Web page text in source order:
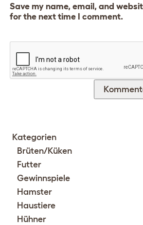
Save my name, email, and
for the next time I comment.
Kategorien
Brüten/Küken
Futter
Gewinnspiele
Hamster
Haustiere
Hühner